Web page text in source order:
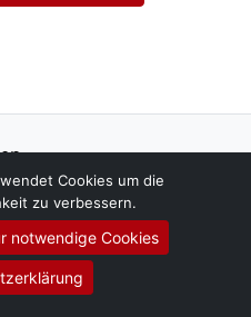
Cookies um die
zu verbessern.
notwendige Cookies